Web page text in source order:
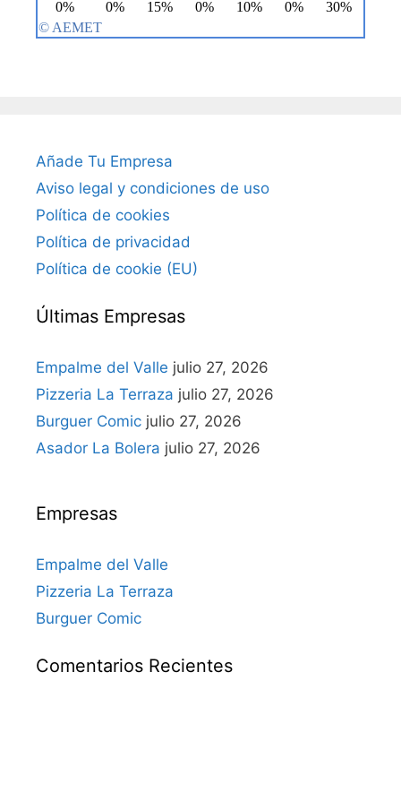
Añade Tu Empresa
Aviso legal y condiciones de uso
Política de cookies
Política de privacidad
Política de cookie (EU)
Últimas Empresas
Empalme del Valle julio 27, 2026
Pizzeria La Terraza julio 27, 2026
Burguer Comic julio 27, 2026
Asador La Bolera julio 27, 2026
Empresas
Empalme del Valle
Pizzeria La Terraza
Burguer Comic
Comentarios Recientes